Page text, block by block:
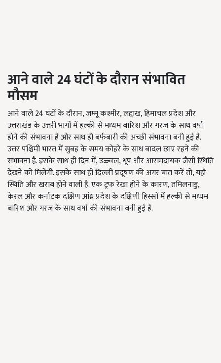
आने वाले 24घंटों के दौरान संभावित
मौसम
आने वाले 24 घंटों के दौरान, जम्मू कश्मीर, लद्दाख, हिमाचल प्रदेश और
उत्तराखंड के उत्तरी भागों में हल्की से मध्यम बारिश और गरज के साथ वर्षा
होने की संभावना है और साथ ही बर्फबारी की अच्छी संभावना बनी हुई है.
उत्तर पश्चिमी भारत में सुबह के समय कोहरे के साथ बादल छाए रहने की
संभावना है. इसके साथ ही दिन में, उज्ज्वल, धूप और आरामदायक जैसी स्थिति
देखने को मिलेगी. इसके साथ ही दिल्ली प्रदूषण की अगर बात करें तो, यहाँ
स्थिति और खराब होने वाली है. एक ट्रफ रेखा होने के कारण, तमिलनाडु,
केरल और कर्नाटक दक्षिण आंध्र प्रदेश के दक्षिणी हिस्सों में हल्की से मध्यम
बारिश और गरज के साथ वर्षा की संभावना बनी हुई है.